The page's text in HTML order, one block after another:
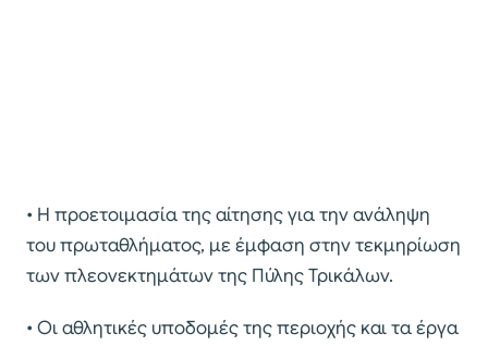
• Η προετοιμασία της αίτησης για την ανάληψη
του πρωταθλήματος, με έμφαση στην τεκμηρίωση
των πλεονεκτημάτων της Πύλης Τρικάλων.
• Οι αθλητικές υποδομές της περιοχής και τα έργα